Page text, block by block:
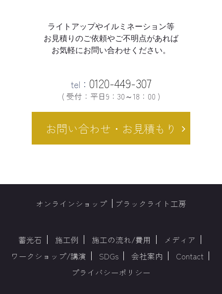
ライトアップやイルミネーション等
お見積りのご依頼やご不明点があれば
お気軽にお問い合わせください。
tel： 0120-449-307
( 受付：平日9：30～18：00 )
お問い合わせ・お見積もり
オンラインショップ ブラックライト工房
蓄光石 施工例 施工の流れ/費用
メディア
ワークショップ/講演
SDGs 会社案内
Contact
プライバシーポリシー